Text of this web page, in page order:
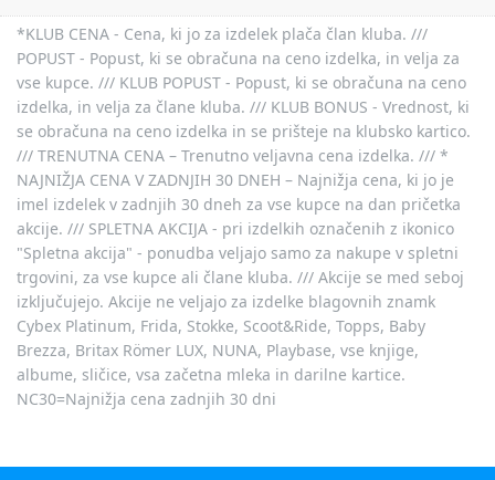
*KLUB CENA - Cena, ki jo za izdelek plača član kluba. ///
POPUST - Popust, ki se obračuna na ceno izdelka, in velja za
vse kupce. /// KLUB POPUST - Popust, ki se obračuna na ceno
izdelka, in velja za člane kluba. /// KLUB BONUS - Vrednost, ki
se obračuna na ceno izdelka in se prišteje na klubsko kartico.
/// TRENUTNA CENA – Trenutno veljavna cena izdelka. /// *
NAJNIŽJA CENA V ZADNJIH 30 DNEH – Najnižja cena, ki jo je
imel izdelek v zadnjih 30 dneh za vse kupce na dan pričetka
akcije. /// SPLETNA AKCIJA - pri izdelkih označenih z ikonico
"Spletna akcija" - ponudba veljajo samo za nakupe v spletni
trgovini, za vse kupce ali člane kluba. /// Akcije se med seboj
izključujejo. Akcije ne veljajo za izdelke blagovnih znamk
Cybex Platinum, Frida, Stokke, Scoot&Ride, Topps, Baby
Brezza, Britax Römer LUX, NUNA, Playbase, vse knjige,
albume, sličice, vsa začetna mleka in darilne kartice.
NC30=Najnižja cena zadnjih 30 dni